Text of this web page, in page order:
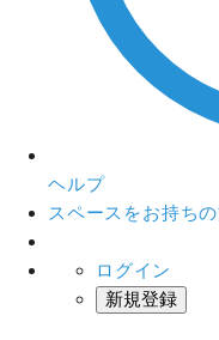
ヘルプ
スペースをお持ち
ログイン
新規登録